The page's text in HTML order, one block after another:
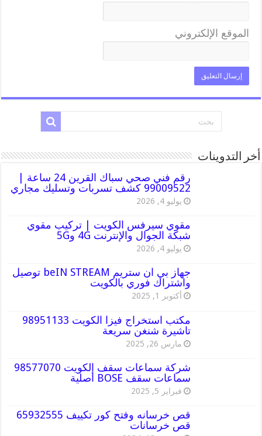
الموقع الإلكتروني
أخر التدوينات
رقم فني صحي سباك القرين 24 ساعة |
99009522 كشف تسربات وتسليك مجاري
يوليو 4, 2026
مقوي سيرفس الكويت | تركيب مقوي
شبكة الجوال والإنترنت 4G و5G
يوليو 4, 2026
جهاز بي ان ستريم beIN STREAM توصيل
واشتراك فوري بالكويت
أكتوبر 1, 2025
مكتب استخراج فيزا الكويت 98951133
تاشيرة شنغن سريعة
مارس 26, 2025
شركة سماعات سقف الكويت 98577070
سماعات سقف BOSE أصلية
فبراير 5, 2025
قص خرسانه وفتح كور تكييف 65932555
قص خرسانات